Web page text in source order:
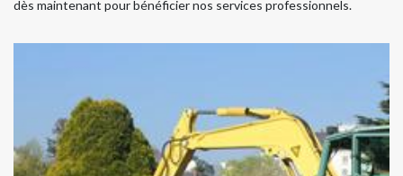
dès maintenant pour bénéficier nos services professionnels.